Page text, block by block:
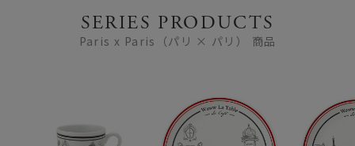
SERIES PRODUCTS
Paris x Paris（パリ × パリ） 商品